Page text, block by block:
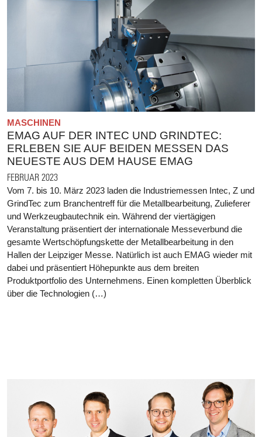
MASCHINEN
EMAG AUF DER INTEC UND GRINDTEC:
ERLEBEN SIE AUF BEIDEN MESSEN DAS
NEUESTE AUS DEM HAUSE EMAG
FEBRUAR 2023
Vom 7. bis 10. März 2023 laden die Industriemessen Intec, Z und
GrindTec zum Branchentreff für die Metallbearbeitung, Zulieferer
und Werkzeugbautechnik ein. Während der viertägigen
Veranstaltung präsentiert der internationale Messeverbund die
gesamte Wertschöpfungskette der Metallbearbeitung in den
Hallen der Leipziger Messe. Natürlich ist auch EMAG wieder mit
dabei und präsentiert Höhepunkte aus dem breiten
Produktportfolio des Unternehmens. Einen kompletten Überblick
über die Technologien (…)